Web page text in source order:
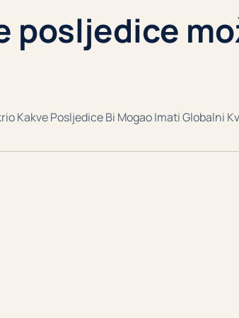
posljedice
Kakve Posljedice Bi Mogao Imati Globalni